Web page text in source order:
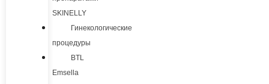
SKINELLY
Гинекологические
процедуры
BTL
Emsella